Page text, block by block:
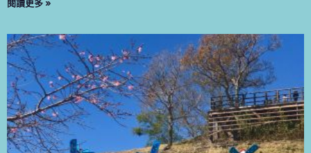
閱讀更多 »